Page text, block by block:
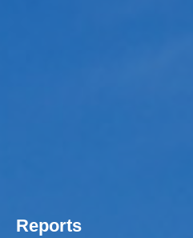
Reports